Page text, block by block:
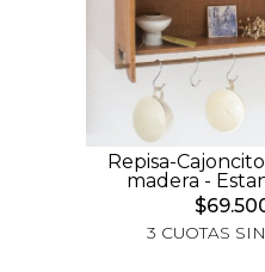
Repisa-
madera -
3 CUOTAS